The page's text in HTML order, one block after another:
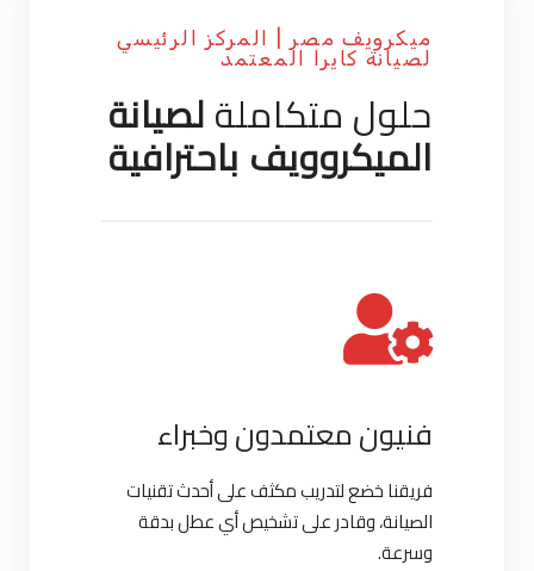
ميكرويف مصر | المركز الرئيسي
لصيانة كايرا المعتمد
حلول متكاملةلصيانة
الميكروويف باحترافية
فنيون معتمدون وخبراء
فريقنا خضع لتدريب مكثف على أحدث تقنيات
الصيانة، وقادر على تشخيص أي عطل بدقة
وسرعة.